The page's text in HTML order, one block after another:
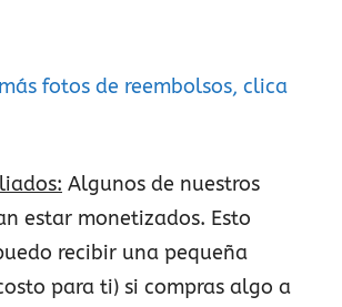
más fotos de reembolsos, clica
Algunos de nuestros
estar monetizados. Esto
recibir una pequeña
para ti) si compras algo a